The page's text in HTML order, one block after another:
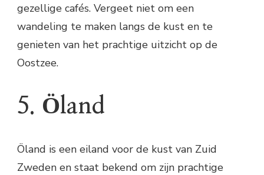
gezellige cafés. Vergeet niet om een
wandeling te maken langs de kust en te
genieten van het prachtige uitzicht op de
Oostzee.
5. Öland
Öland is een eiland voor de kust van Zuid
Zweden en staat bekend om zijn prachtige